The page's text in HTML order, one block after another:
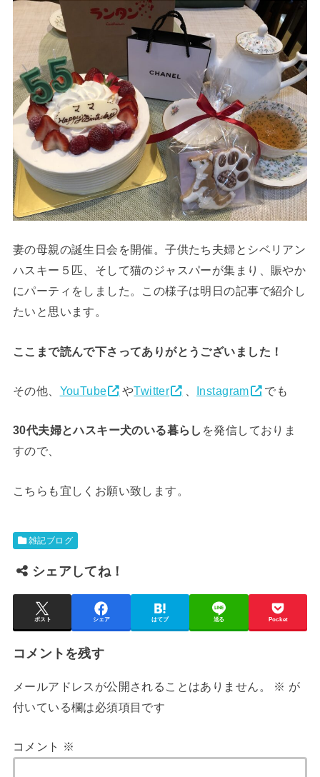
妻の母親の誕生日会を開催。子供たち夫婦とシベリアン
ハスキー５匹、そして猫のジャスパーが集まり、賑やか
にパーティをしました。この様子は明日の記事で紹介し
たいと思います。
ここまで読んで下さってありがとうございました！
その他、 YouTube やTwitter Instagram でも
30代夫婦とハスキー犬のいる暮らし を発信しておりま
すので、
こちらも宜しくお願い致します。
雑記ブログ
シェアしてね！
ポスト シェア はてブ 送る Pocket
コメントを残す
メールアドレスが公開されることはありません。 ※ が
付いている欄は必須項目です
コメント ※